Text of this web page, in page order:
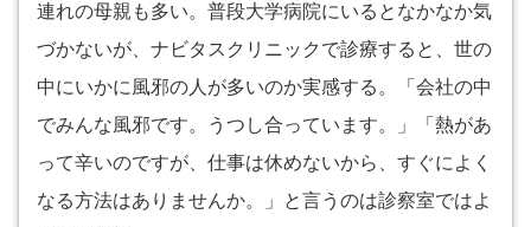
連れの母親も多い。普段大学病院にいるとなかなか気
づかないが、ナビタスクリニックで診療すると、世の
中にいかに風邪の人が多いのか実感する。「会社の中
でみんな風邪です。うつし合っています。」「熱があ
って辛いのですが、仕事は休めないから、すぐによく
なる方法はありませんか。」と言うのは診察室ではよ